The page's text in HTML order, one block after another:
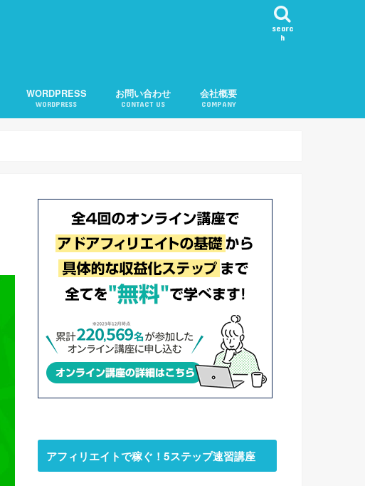
searc
h
WORDPRESS
WORDPRESS
お問い合わせ
CONTACT US
会社概要
COMPANY
アフィリエイトで稼ぐ！5ステップ速習講座